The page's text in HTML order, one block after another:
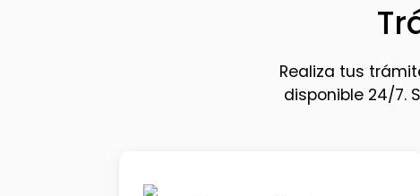
Realiza tus
disponible 24/7.